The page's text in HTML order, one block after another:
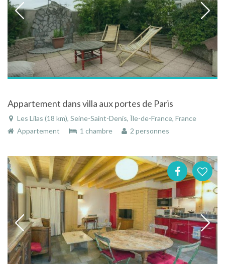
Appartement dans villa aux portes de Paris
Les Lilas (18 km), Seine-Saint-Denis, Île-de-France, France
Appartement
1 chambre 2 personnes